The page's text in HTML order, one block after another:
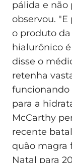
pálida e não
observou.
o produto
hialurônico
disse o
retenha
para a
McCarthy
recente
quão magra
Natal para